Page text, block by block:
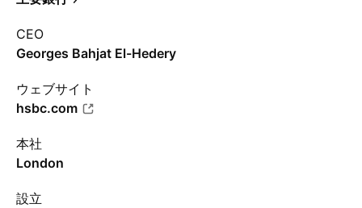
CEO
Georges Bahjat El-Hedery
ウェブサイト
hsbc.com
本社
London
設立